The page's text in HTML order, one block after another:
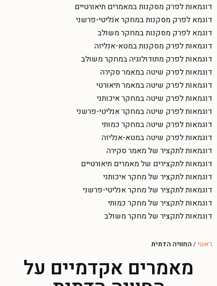
דוגמאות לפרק מסקנות במאמרים תיאורטיים
דוגמא לפרק מסקנות במחקר אנליטי-פרשני
דוגמא לפרק מסקנות במחקר משולב
דוגמאות לפרק מסקנות במטא-אנליזה
דוגמאות לפרק מתודולוגיה במחקר משולב
דוגמאות לפרק שיטה במאמר סקירה
דוגמאות לפרק שיטה במאמר תיאורטי
דוגמאות לפרק שיטה במחקר איכותני
דוגמאות לפרק שיטה במחקר אנליטי-פרשני
דוגמאות לפרק שיטה במחקר כמותי
דוגמאות לפרק שיטה במטא-אנליזה
דוגמאות לתקציר של מאמר סקירה
דוגמאות לתקצירים של מאמרים תיאורטיים
דוגמאות לתקציר של מחקר איכותני
דוגמאות לתקציר של מחקר אנליטי-פרשני
דוגמאות לתקציר של מחקר כמותי
דוגמאות לתקציר של מחקר משולב
ראשי / החוויה הדתית
מאמרים אקדמיים על